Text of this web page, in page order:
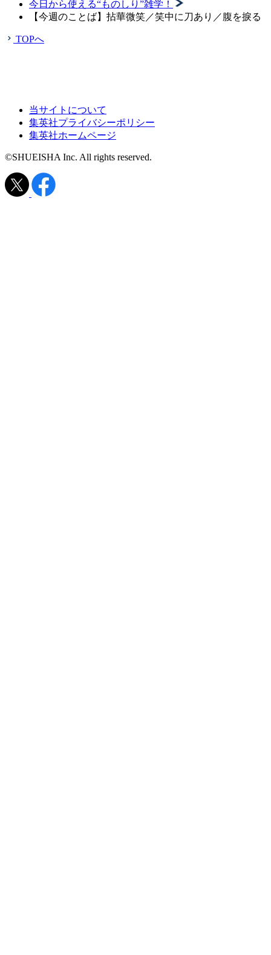
今日から使える“ものしり”雑学！
【今週のことば】拈華微笑／笑中に刀あり／腹を捩る
TOPへ
当サイトについて
集英社プライバシーポリシー
集英社ホームページ
©SHUEISHA Inc. All rights reserved.